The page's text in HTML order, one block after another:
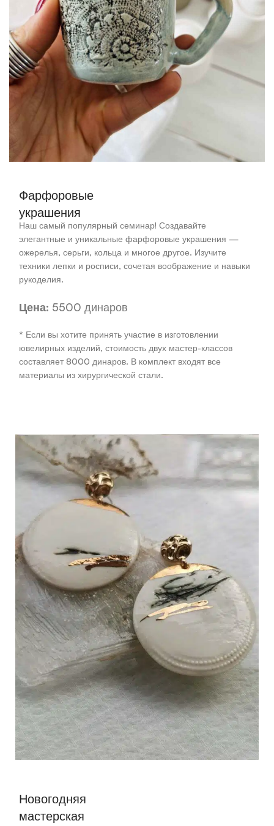
Фарфоровые
украшения
Наш самый популярный семинар! Создавайте
элегантные и уникальные фарфоровые украшения —
ожерелья, серьги, кольца и многое другое. Изучите
техники лепки и росписи, сочетая воображение и навыки
рукоделия.
Цена: 5500 динаров
* Если вы хотите принять участие в изготовлении
ювелирных изделий, стоимость двух мастер-классов
составляет 8000 динаров. В комплект входят все
материалы из хирургической стали.
Новогодняя
мастерская